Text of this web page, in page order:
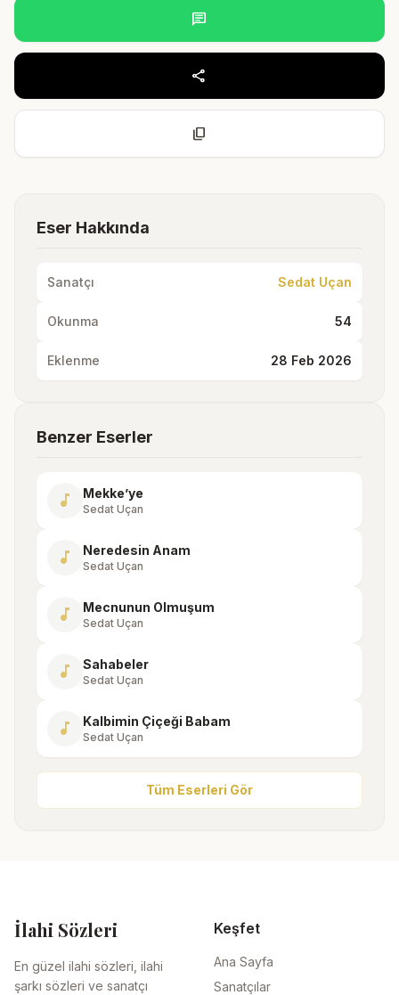
chat
share
content_copy
Eser Hakkında
Sanatçı Sedat Uçan
Okunma 54
Eklenme 28 Feb 2026
Benzer Eserler
music_note Mekke’ye
Sedat Uçan
music_note Neredesin Anam
Sedat Uçan
music_note Mecnunun Olmuşum
Sedat Uçan
music_note Sahabeler
Sedat Uçan
music_note Kalbimin Çiçeği Babam
Sedat Uçan
Tüm Eserleri Gör
İlahi Sözleri
En güzel ilahi sözleri, ilahi
şarkı sözleri ve sanatçı
Keşfet
Ana Sayfa
Sanatçılar